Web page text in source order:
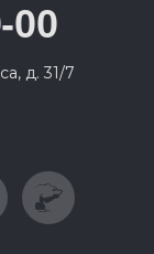
00
д. 31/7